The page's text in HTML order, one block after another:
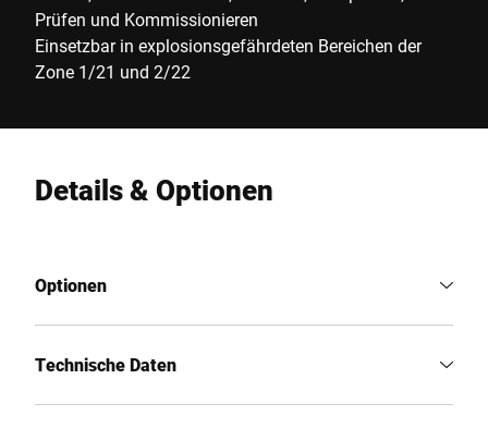
Prüfen und Kommissionieren
Einsetzbar in explosionsgefährdeten Bereichen der
Zone 1/21 und 2/22
Details & Optionen
Optionen
Technische Daten